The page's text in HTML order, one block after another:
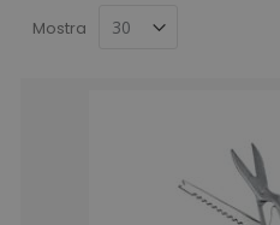
Mostra